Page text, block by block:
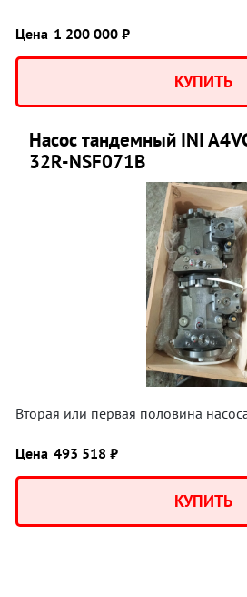
Цена 1 200 000 ₽
КУПИТЬ
Насос тандемный INI
32R-NSF071B
Вторая или первая половина
Цена 493 518 ₽
КУПИТЬ